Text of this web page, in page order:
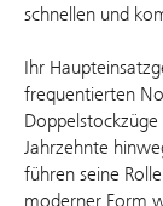
schnellen und
Ihr
frequentierten
Jahrzehnte
führen seine
moderner Form